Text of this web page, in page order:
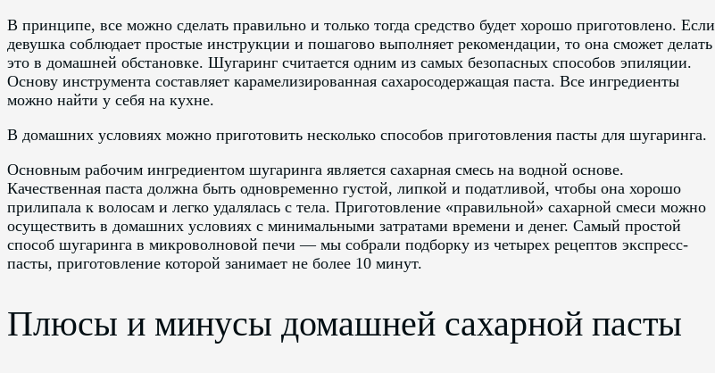
В принципе, все можно сделать правильно и только тогда средство будет хорошо приготовлено. Если
девушка соблюдает простые инструкции и пошагово выполняет рекомендации, то она сможет делать
это в домашней обстановке. Шугаринг считается одним из самых безопасных способов эпиляции.
Основу инструмента составляет карамелизированная сахаросодержащая паста. Все ингредиенты
можно найти у себя на кухне.
В домашних условиях можно приготовить несколько способов приготовления пасты для шугаринга.
Основным рабочим ингредиентом шугаринга является сахарная смесь на водной основе.
Качественная паста должна быть одновременно густой, липкой и податливой, чтобы она хорошо
прилипала к волосам и легко удалялась с тела. Приготовление «правильной» сахарной смеси можно
осуществить в домашних условиях с минимальными затратами времени и денег. Самый простой
способ шугаринга в микроволновой печи — мы собрали подборку из четырех рецептов экспресс-
пасты, приготовление которой занимает не более 10 минут.
Плюсы и минусы домашней сахарной пасты